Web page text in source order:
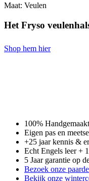
Maat: Veulen
Het Fryso
Shop hem hier
100% Handgemaakt
Eigen pas en
+25 jaar kennis &
Echt Engels leer +
5 Jaar garantie op
Bezoek onze
Bekijk onze